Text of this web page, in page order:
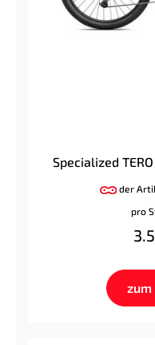
Specialized
der
pro